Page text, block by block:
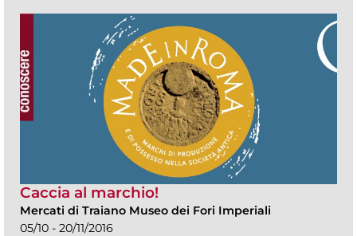
Caccia al marchio!
Mercati di Traiano Museo dei Fori Imperiali
05/10 - 20/11/2016